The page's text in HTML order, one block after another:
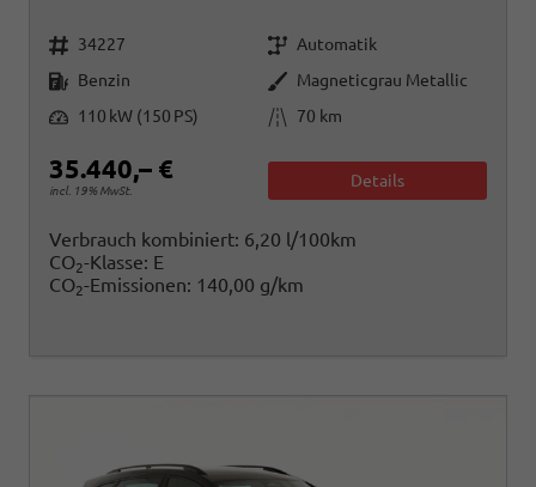
Fahrzeugnr. 34227 Getriebe Automatik
Kraftstoff Benzin Außenfarbe Magneticgrau Metallic
Leistung
110 kW (150 PS) Kilometerstand 70 km
35.440,– €
incl. 19% MwSt.
Details
Verbrauch kombiniert: 6,20 l/100km
CO2-Klasse: E
CO2-Emissionen: 140,00 g/km